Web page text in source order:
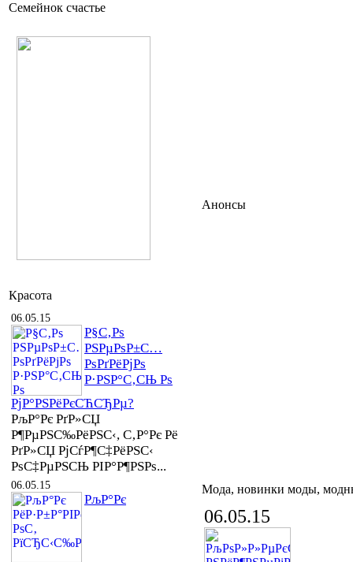
Семейнок счастье
Красота
06.05.15
Р§С‚Рѕ
РЅРµРѕР±С…
РѕРґРёРјРѕ
Р·РЅР°С‚СЊ Рѕ
РјР°РЅРёРєСЋСЂРµ?
РљР°Рє РґР»СЏ
Р¶РµРЅС‰РёРЅС‹, С‚Р°Рє Рё
РґР»СЏ РјСѓР¶С‡РёРЅС‹
РѕС‡РµРЅСЊ РІР°Р¶РЅРѕ...
06.05.15
РљР°Рє
Анонсы
Мода, новинки моды,
06.05.15